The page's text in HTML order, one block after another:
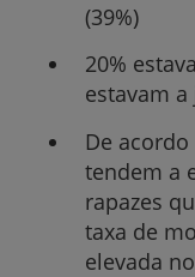
(39%)
20%
estavam
De
tendem a
rapazes
taxa de
elevada